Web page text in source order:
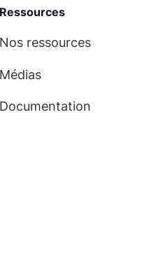
Ressources
Nos ressources
Médias
Documentation